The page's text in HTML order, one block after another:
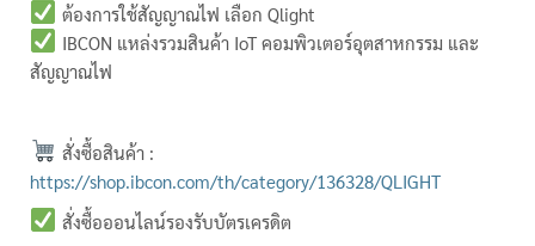
ต้องการใช้สัญญาณไฟ เลือก Qlight
IBCON แหล่งรวมสินค้า IoT คอมพิวเตอร์อุตสาหกรรม และ
สัญญาณไฟ
สั่งซื้อสินค้า :
https://shop.ibcon.com/th/category/136328/QLIGHT
สั่งซื้อออนไลน์รองรับบัตรเครดิต